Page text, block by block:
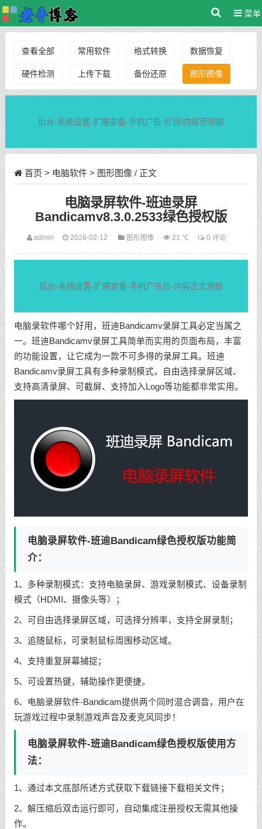
菜单
查看全部 常用软件 格式转换 数据恢复
硬件检测 上传下载 备份还原 图形图像
后台-系统设置-扩展变量-手机广告-栏目/内容页顶部
首页 > 电脑软件> 图形图像 / 正文
电脑录屏软件-班迪录屏
Bandicamv8.3.0.2533绿色授权版
admin 2026-02-12 图形图像 21 ℃ 0 评论
后台-系统设置-扩展变量-手机广告位-内容正文顶部
电脑录软件哪个好用，班迪Bandicamv录屏工具必定当属之
一。班迪Bandicamv录屏工具简单而实用的页面布局，丰富
的功能设置，让它成为一款不可多得的录屏工具。班迪
Bandicamv录屏工具有多种录制模式，自由选择录屏区域、
支持高清录屏、可截屏、支持加入Logo等功能都非常实用。
电脑录屏软件-班迪Bandicam绿色授权版功能简
介：
1、多种录制模式：支持电脑录屏、游戏录制模式、设备录制
模式（HDMI、摄像头等）；
2、可自由选择录屏区域，可选择分辨率，支持全屏录制；
3、追随鼠标，可录制鼠标周围移动区域。
4、支持重复屏幕捕捉；
5、可设置热键，辅助操作更便捷。
6、电脑录屏软件-Bandicam提供两个同时混合调音，用户在
玩游戏过程中录制游戏声音及麦克风同步！
电脑录屏软件-班迪Bandicam绿色授权版使用方
法：
1、通过本文底部所述方式获取下载链接下载相关文件；
2、解压缩后双击运行即可，自动集成注册授权无需其他操
作。